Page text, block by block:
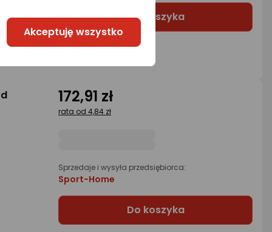
Do koszyka
172,91 zł
rata od 4,84 zł
Sprzedaje i wysyła przedsiębiorca:
Sport-Home
Do koszyka
Akceptuję wszystko